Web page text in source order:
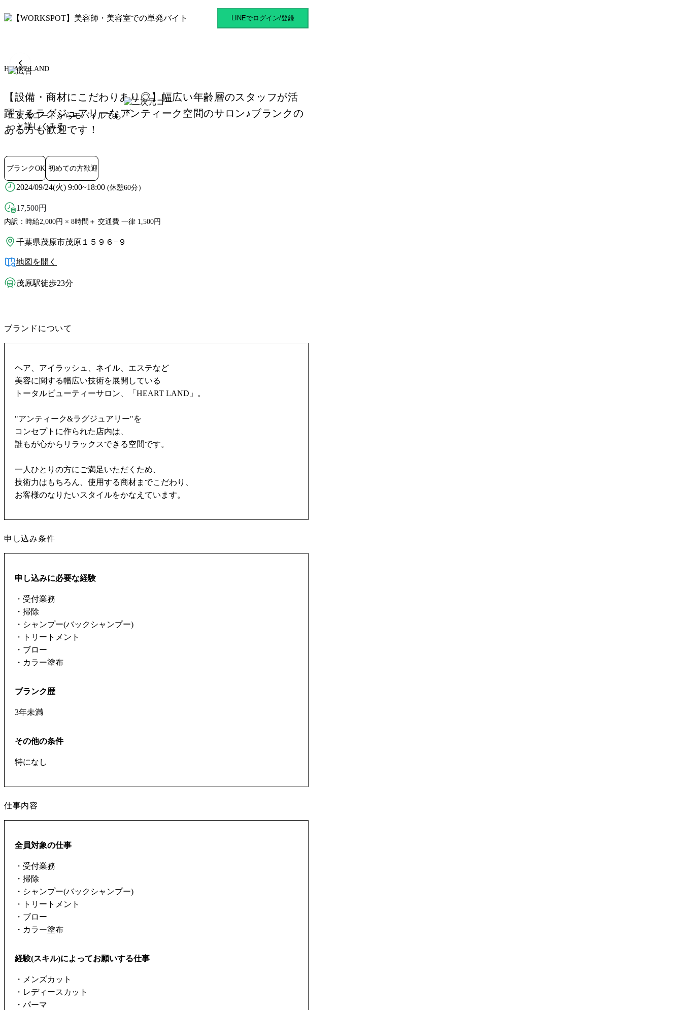
二次元コードからモバイルでも
っと詳しくみる
HEART LAND 茂原駅のスキマバイト
LINEでログイン/登録
HEART LAND
【設備・商材にこだわりあり◎】幅広い年齢層のスタッフが活
躍するラグジュアリーなアンティーク空間のサロン♪ブランクの
ある方も歓迎です！
ブランクOK 初めての方歓迎
2024/09/24(火) 9:00~18:00 (休憩60分）
17,500円
内訳：時給2,000円 × 8時間＋ 交通費 一律 1,500円
千葉県茂原市茂原１５９６−９
地図を開く
茂原駅徒歩23分
ブランドについて
ヘア、アイラッシュ、ネイル、エステなど
美容に関する幅広い技術を展開している
トータルビューティーサロン、「HEART LAND」。
"アンティーク&ラグジュアリー"を
コンセプトに作られた店内は、
誰もが心からリラックスできる空間です。
一人ひとりの方にご満足いただくため、
技術力はもちろん、使用する商材までこだわり、
お客様のなりたいスタイルをかなえています。
申し込み条件
申し込みに必要な経験
・受付業務
・掃除
・シャンプー(バックシャンプー)
・トリートメント
・ブロー
・カラー塗布
ブランク歴
3年未満
その他の条件
特になし
仕事内容
全員対象の仕事
・受付業務
・掃除
・シャンプー(バックシャンプー)
・トリートメント
・ブロー
・カラー塗布
経験(スキル)によってお願いする仕事
・メンズカット
・レディースカット
・パーマ